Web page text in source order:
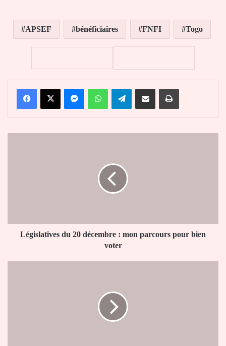
APSEF bénéficiaires FNFI Togo
FacebookX MessengerWhatsAppTelegramPartager par email Imprimer
bien
voterLégislatives du 20 décembre : mon parcours pour bien
voter